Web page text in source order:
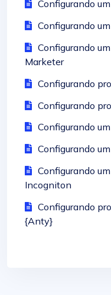
Configurando
Configurando
Configurando
Marketer
Configurando
Configurando
Configurando
Configurando
Configurando
Incogniton
Configurando
{Anty}